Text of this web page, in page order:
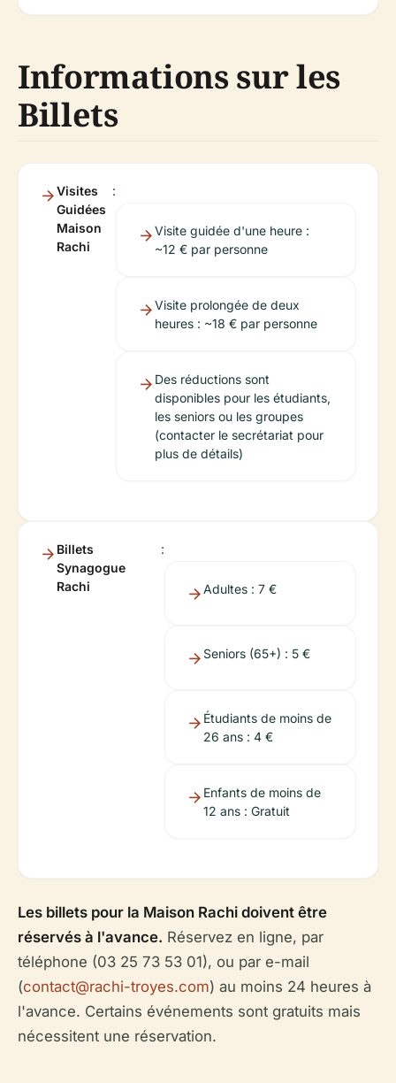
Informations sur les
Billets
Visites
Guidées
Maison
Rachi
:
Visite guidée d'une heure :
~12 € par personne
Visite prolongée de deux
heures : ~18 € par personne
Des réductions sont
disponibles pour les étudiants,
les seniors ou les groupes
(contacter le secrétariat pour
plus de détails)
Billets
Synagogue
Rachi
:
Adultes : 7 €
Seniors (65+) : 5 €
Étudiants de moins de
26 ans : 4 €
Enfants de moins de
12 ans : Gratuit
Les billets pour la Maison Rachi doivent être
réservés à l'avance. Réservez en ligne, par
téléphone (03 25 73 53 01), ou par e-mail
(contact@rachi-troyes.com) au moins 24 heures à
l'avance. Certains événements sont gratuits mais
nécessitent une réservation.